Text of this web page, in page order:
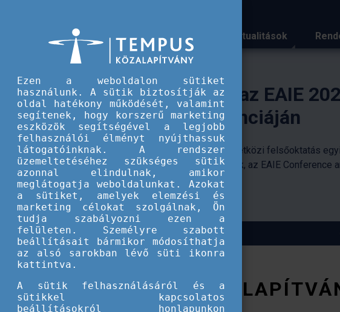
Aktualitások
A Tempus közalapítvány
A TEMPUS
Ezen a weboldalon sütiket
használunk. A sütik biztosítják az
oldal hatékony működését, valamint
segítenek, hogy korszerű marketing
eszközök segítségével a legjobb
felhasználói élményt nyújthassuk
látogatóinknak. A rendszer
üzemeltetéséhez szükséges sütik
azonnal elindulnak, amikor
meglátogatja weboldalunkat. Azokat
a sütiket, amelyek elemzési és
marketing célokat szolgálnak, Ön
tudja szabályozni ezen a
felületen. Személyre szabott
beállításait bármikor módosíthatja
az alsó sarokban lévő süti ikonra
kattintva.
A sütik felhasználásáról és a
sütikkel kapcsolatos
beállításokról honlapunkon